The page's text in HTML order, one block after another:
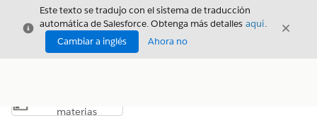
Cerrar
Este texto se tradujo con el sistema de traducción
automática de Salesforce. Obtenga más detalles aquí.
Cambiar a inglés
Ahora no
Cerrar
Mostrar índice de materias
materias